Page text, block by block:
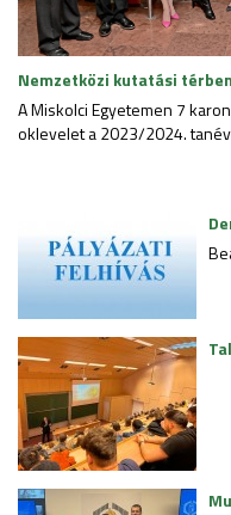
Nemzetközi kutatási
A Miskolci Egyetemen 7
oklevelet a 2023/2024.